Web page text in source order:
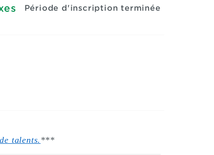
Période d'inscription terminée
talents. ***